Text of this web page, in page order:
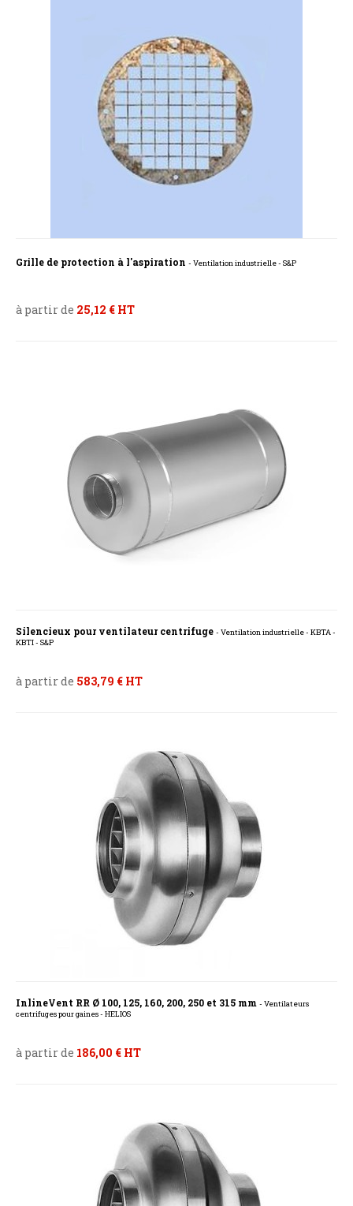
Grille de protection à l'aspiration - Ventilation industrielle - S&P
à partir de 25,12 € HT
Silencieux pour ventilateur centrifuge - Ventilation industrielle - KBTA -
KBTI - S&P
à partir de 583,79 € HT
InlineVent RR Ø 100, 125, 160, 200, 250 et 315 mm - Ventilateurs
centrifuges pour gaines - HELIOS
à partir de 186,00 € HT